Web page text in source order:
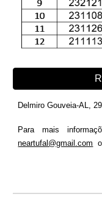
Delmiro Gouveia-AL, 29
Para mais
neartufal@gmail.com